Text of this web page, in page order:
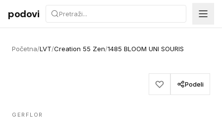
Preskoči na sadržaj
podovi
Početna/LVT/Creation 55 Zen/1485 BLOOM UNI SOURIS
Podeli
GERFLOR